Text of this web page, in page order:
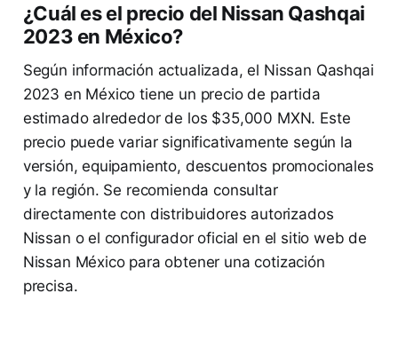
¿Cuál es el precio del Nissan Qashqai
2023 en México?
Según información actualizada, el Nissan Qashqai
2023 en México tiene un precio de partida
estimado alrededor de los $35,000 MXN. Este
precio puede variar significativamente según la
versión, equipamiento, descuentos promocionales
y la región. Se recomienda consultar
directamente con distribuidores autorizados
Nissan o el configurador oficial en el sitio web de
Nissan México para obtener una cotización
precisa.